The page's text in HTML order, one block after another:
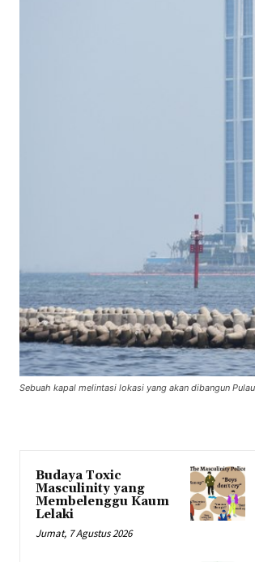
Sebuah kapal melintasi lokasi yang akan dibangun
Budaya Toxic
Masculinity yang
Membelenggu Kaum
Lelaki
Jumat, 7 Agustus 2026